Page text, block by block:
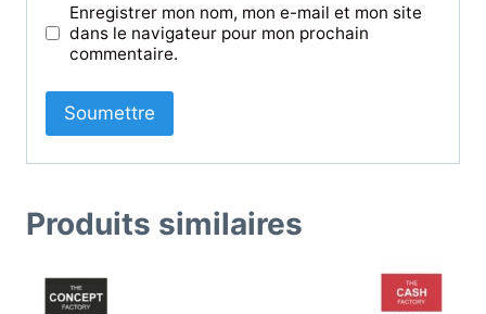
Enregistrer mon nom, mon e-mail et mon site
dans le navigateur pour mon prochain
commentaire.
Produits similaires